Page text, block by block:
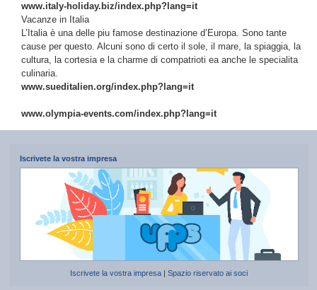
www.italy-holiday.biz/index.php?lang=it
Vacanze in Italia
L’Italia è una delle piu famose destinazione d’Europa. Sono tante
cause per questo. Alcuni sono di certo il sole, il mare, la spiaggia, la
cultura, la cortesia e la charme di compatrioti ea anche le specialita
culinaria.
www.sueditalien.org/index.php?lang=it
www.olympia-events.com/index.php?lang=it
Iscrivete la vostra impresa
Iscrivete la vostra impresa |Spazio riservato ai soci